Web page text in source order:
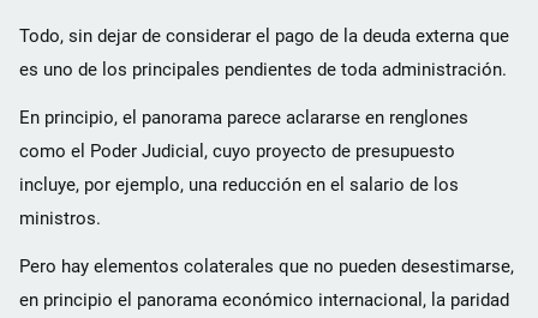
Todo, sin dejar de considerar el pago de la deuda externa que
es uno de los principales pendientes de toda administración.
En principio, el panorama parece aclararse en renglones
como el Poder Judicial, cuyo proyecto de presupuesto
incluye, por ejemplo, una reducción en el salario de los
ministros.
Pero hay elementos colaterales que no pueden desestimarse,
en principio el panorama económico internacional, la paridad